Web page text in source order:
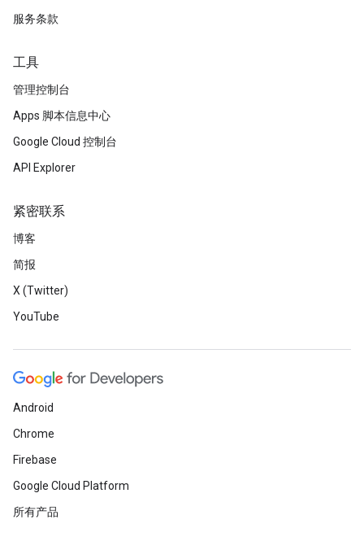
服务条款
工具
管理控制台
Apps 脚本信息中心
Google Cloud 控制台
API Explorer
紧密联系
博客
简报
X (Twitter)
YouTube
Android
Chrome
Firebase
Google Cloud Platform
所有产品